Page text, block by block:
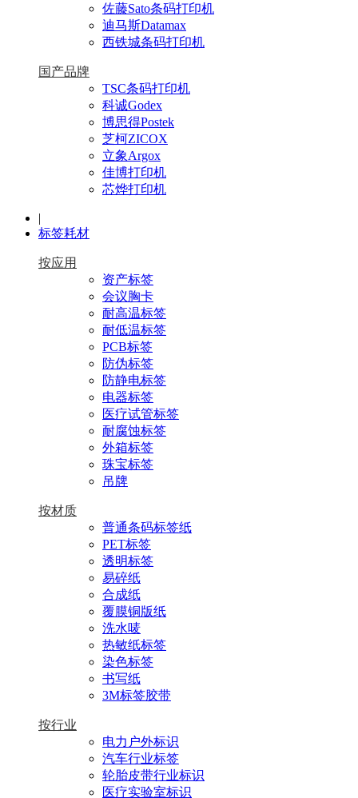
佐藤Sato条码打印机
迪马斯Datamax
西铁城条码打印机
国产品牌
TSC条码打印机
科诚Godex
博思得Postek
芝柯ZICOX
立象Argox
佳博打印机
芯烨打印机
|
标签耗材
按应用
资产标签
会议胸卡
耐高温标签
耐低温标签
PCB标签
防伪标签
防静电标签
电器标签
医疗试管标签
耐腐蚀标签
外箱标签
珠宝标签
吊牌
按材质
普通条码标签纸
PET标签
透明标签
易碎纸
合成纸
覆膜铜版纸
洗水唛
热敏纸标签
染色标签
书写纸
3M标签胶带
按行业
电力户外标识
汽车行业标签
轮胎皮带行业标识
医疗实验室标识